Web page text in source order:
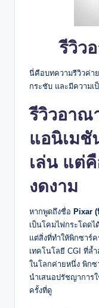
รีวิว
นี่คือบทความรีวิวค่า
กระชับ และมีความ
รีวิวอาณ
แอนิเมชั
เล่น แต่
งดงาม
หากพูดถึงชื่อ Pixar
เป็นโคมไฟกระโดด
แต่สิ่งที่ทำให้พิกซาร์
เทคโนโลยี CGI ที่ล้ำ
ในโลกค่ายหนึ่ง พิกซ
นำเสนอปรัชญาการ
ครั้งที่ดู